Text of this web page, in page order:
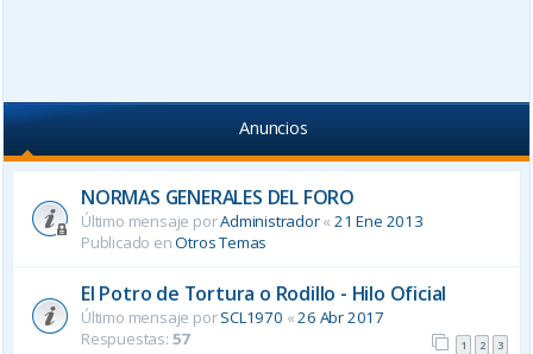
Anuncios
NORMAS GENERALES DEL FORO
Último mensaje porAdministrador«21 Ene 2013
Publicado enOtros Temas
El Potro de Tortura o Rodillo - Hilo Oficial
Último mensaje porSCL1970 «26 Abr 2017
Respuestas: 57 1 2 3